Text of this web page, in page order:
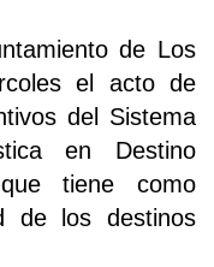
de Los
el acto de
del Sistema
en Destino
tiene como
de los destinos